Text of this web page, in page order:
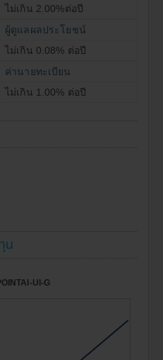
ไม่เกิน 2.00%ต่อปี
ผู้ดูแลผลประโยชน์
ไม่เกิน 0.08% ต่อปี
ค่านายทะเบียน
ไม่เกิน 1.00% ต่อปี
น
UI-G